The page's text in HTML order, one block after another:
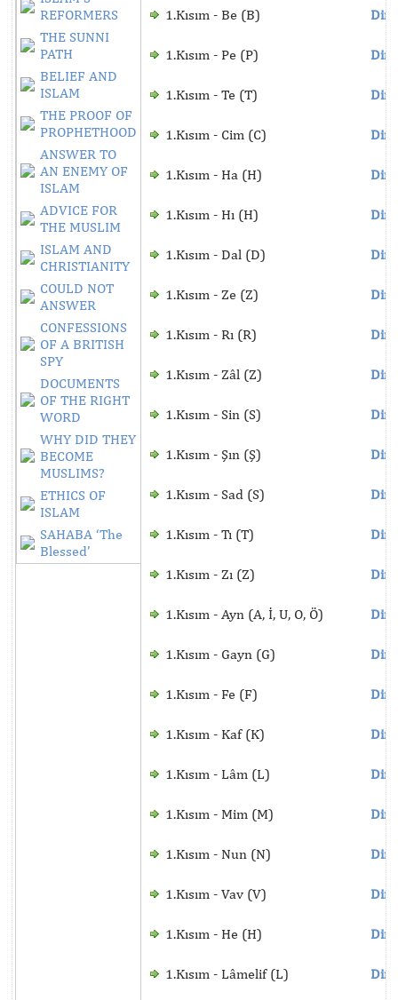
REFORMERS
THE SUNNI
PATH
BELIEF AND
ISLAM
THE PROOF OF
PROPHETHOOD
ANSWER TO
AN ENEMY OF
ISLAM
ADVICE FOR
THE MUSLIM
ISLAM AND
CHRISTIANITY
COULD NOT
ANSWER
CONFESSIONS
OF A BRITISH
SPY
DOCUMENTS
OF THE RIGHT
WORD
WHY DID THEY
BECOME
MUSLIMS?
ETHICS OF
ISLAM
SAHABA ‘The
Blessed’
1.Kısım - Be (B)
1.Kısım - Pe (P)
1.Kısım - Te (T)
1.Kısım - Cim (C)
1.Kısım - Ha (H)
1.Kısım - Hı (H)
1.Kısım - Dal (D)
1.Kısım - Ze (Z)
1.Kısım - Rı (R)
1.Kısım - Zâl (Z)
1.Kısım - Sin (S)
1.Kısım - Şın (Ş)
1.Kısım - Sad (S)
1.Kısım - Tı (T)
1.Kısım - Zı (Z)
1.Kısım - Ayn (A, İ, U, O, Ö)
1.Kısım - Gayn (G)
1.Kısım - Fe (F)
1.Kısım - Kaf (K)
1.Kısım - Lâm (L)
1.Kısım - Mim (M)
1.Kısım - Nun (N)
1.Kısım - Vav (V)
1.Kısım - He (H)
1.Kısım - Lâmelif (L)